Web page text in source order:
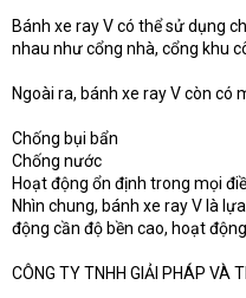
Bánh xe ray V có thể sử dụng
nhau như cổng nhà, cổng khu
Ngoài ra, bánh xe ray V còn có
Chống bụi bẩn
Chống nước
Hoạt động ổn định trong mọi
Nhìn chung, bánh xe ray V là
động cần độ bền cao, hoạt
CÔNG TY TNHH GIẢI PHÁP VÀ